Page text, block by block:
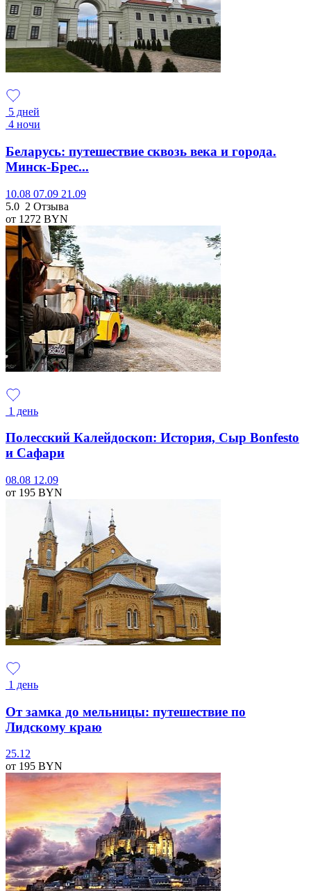
5 дней
4 ночи
Беларусь: путешествие сквозь века и города.
Минск-Брес...
10.08 07.09 21.09
5.0 2 Отзыва
от 1272 BYN
1 день
Полесский Калейдоскоп: История, Сыр Bonfesto
и Сафари
08.08 12.09
от 195 BYN
1 день
От замка до мельницы: путешествие по
Лидскому краю
25.12
от 195 BYN